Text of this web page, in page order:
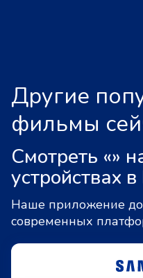
Другие
фильмы
Смотреть «»
устройствах
Наше приложение
современных